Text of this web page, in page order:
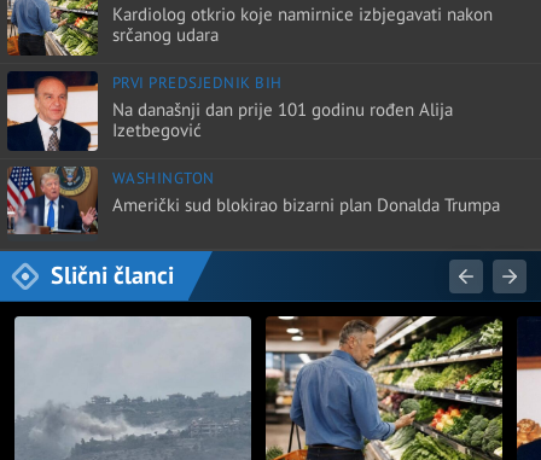
Kardiolog otkrio koje namirnice izbjegavati nakon
srčanog udara
PRVI PREDSJEDNIK BIH
Na današnji dan prije 101 godinu rođen Alija
Izetbegović
WASHINGTON
Američki sud blokirao bizarni plan Donalda Trumpa
Slični članci